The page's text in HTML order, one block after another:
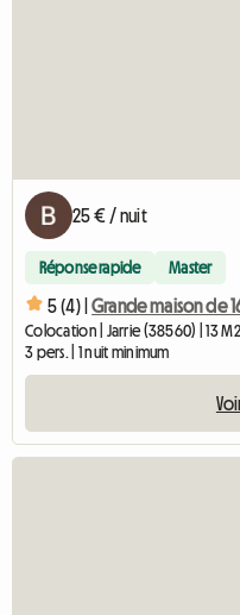
25 € / nuit
Réponse rapide Master
5 (4) | Grande maison de
Colocation | Jarrie (38560) | 13 M2
3 pers. | 1 nuit minimum